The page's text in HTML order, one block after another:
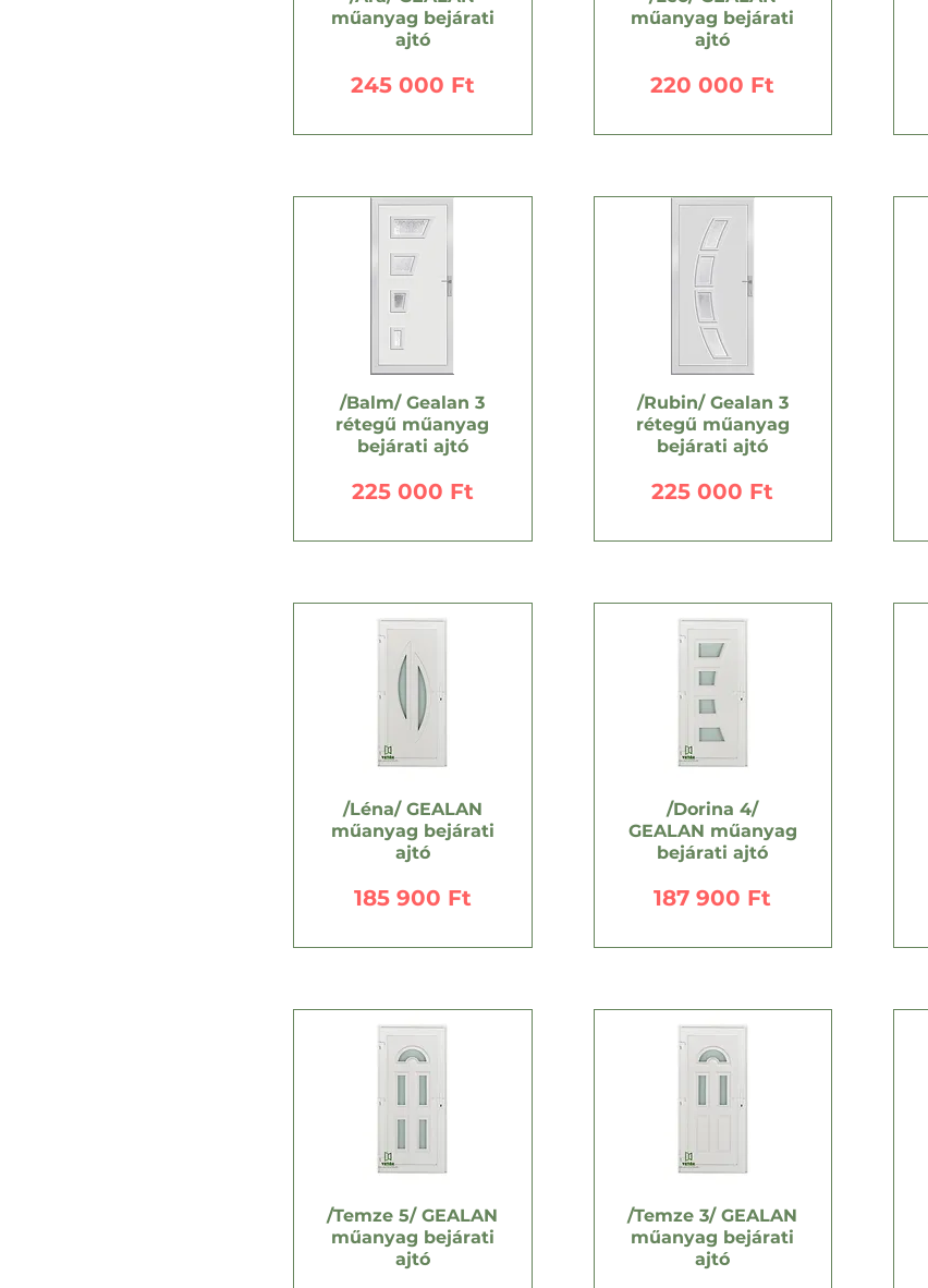
műanyag bejárati
ajtó
Ár
245 000 Ft
műanyag bejárati
ajtó
Ár
220 000 Ft
/Balm/ Gealan 3
rétegű műanyag
bejárati ajtó
Ár
225 000 Ft
/Rubin/ Gealan 3
rétegű műanyag
bejárati ajtó
Ár
225 000 Ft
/Léna/ GEALAN
műanyag bejárati
ajtó
Ár
185 900 Ft
/Dorina 4/
GEALAN műanyag
bejárati ajtó
Ár
187 900 Ft
/Temze 5/ GEALAN
műanyag bejárati
ajtó
/Temze 3/ GEALAN
műanyag bejárati
ajtó